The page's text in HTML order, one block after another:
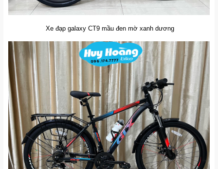
Xe đạp galaxy CT9 mầu đen mờ xanh dương